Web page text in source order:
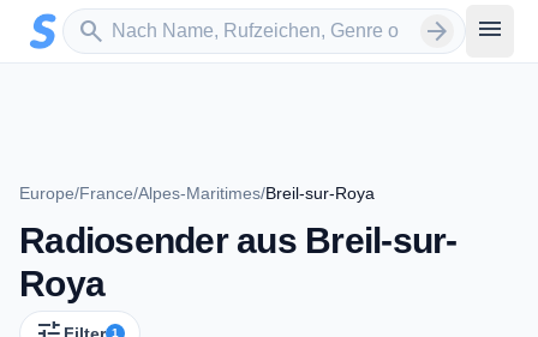
Zum Hauptinhalt springen
search
Sender suchen arrow_forward menu
Europe/France/Alpes-Maritimes/Breil-sur-Roya
Radiosender aus Breil-sur-
Roya
1